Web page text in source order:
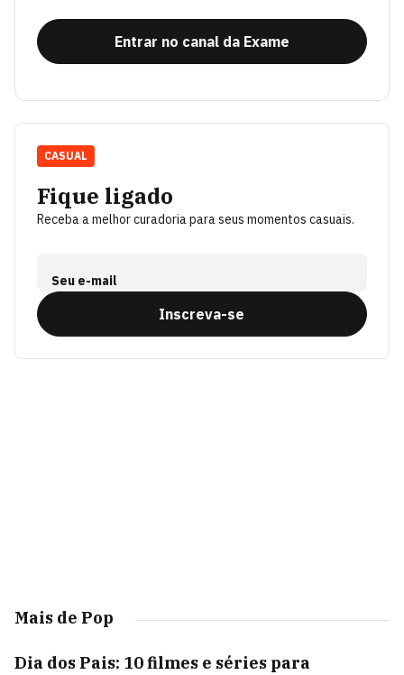
Entrar no canal da Exame
Fique ligado
Receba a melhor curadoria para seus momentos casuais.
Seu e-mail
Inscreva-se
CASUAL
Mais de Pop
Dia dos Pais: 10 filmes e séries para